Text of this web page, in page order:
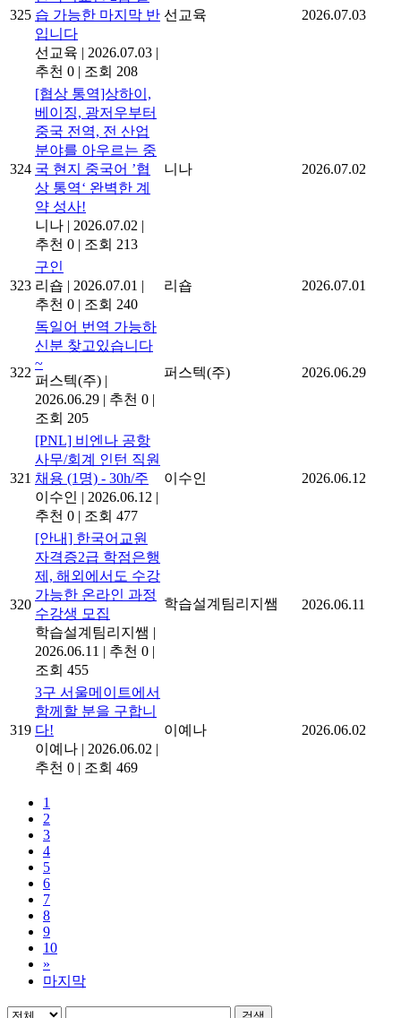
325 습 가능한 마지막 반
입니다
선교육 | 2026.07.03 |
추천 0 | 조회 208
선교육 2026.07.03
324
[협상 통역]상하이,
베이징, 광저우부터
중국 전역, 전 산업
분야를 아우르는 중
국 현지 중국어 ’협
상 통역‘ 완벽한 계
약 성사!
니나 | 2026.07.02 |
추천 0 | 조회 213
니나 2026.07.02
323
구인
리숍 | 2026.07.01 |
추천 0 | 조회 240
리숍 2026.07.01
322
독일어 번역 가능하
신분 찾고있습니다
~
퍼스텍(주) |
2026.06.29 | 추천 0 |
조회 205
퍼스텍(주) 2026.06.29
321
[PNL] 비엔나 공항
사무/회계 인턴 직원
채용 (1명) - 30h/주
이수인 | 2026.06.12 |
추천 0 | 조회 477
이수인 2026.06.12
320
[안내] 한국어교원
자격증2급 학점은행
제, 해외에서도 수강
가능한 온라인 과정
수강생 모집
학습설계팀리지쌤 |
2026.06.11 | 추천 0 |
조회 455
학습설계팀리지쌤 2026.06.11
319
3구 서울메이트에서
함께할 분을 구합니
다!
이예나 | 2026.06.02 |
추천 0 | 조회 469
이예나 2026.06.02
1
2
3
4
5
6
7
8
9
10
»
마지막